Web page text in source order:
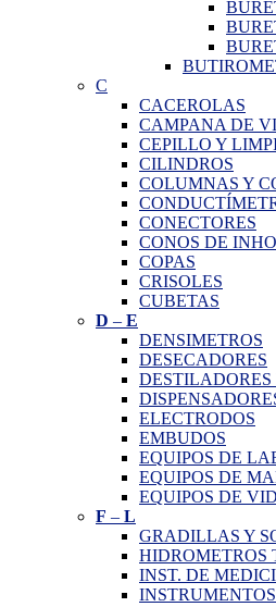
C
CACEROLAS
CAMPANA DE
CEPILLO Y
CILINDROS
COLUMNAS Y
CONECTORES
CONOS DE
COPAS
CRISOLES
CUBETAS
D – E
DENSIMETROS
DESECADORES
ELECTRODOS
EMBUDOS
EQUIPOS DE
EQUIPOS DE
EQUIPOS DE
F – L
GRADILLAS Y
HIDROMETROS
INST. DE